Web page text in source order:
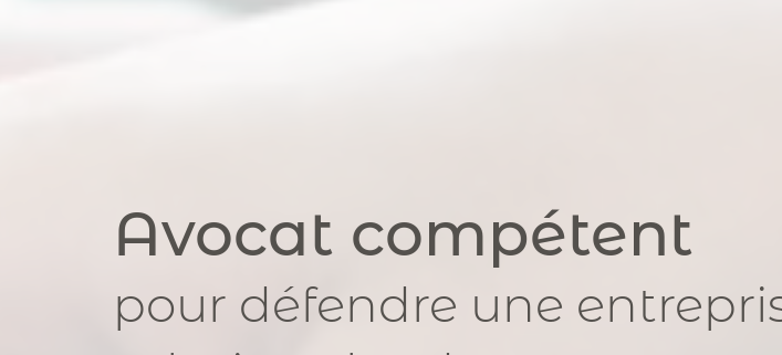
Avocat compétent
pour défendre une